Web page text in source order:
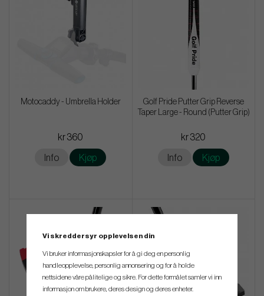
Motocaddy - Umbrella Holder
kr 360
Info Kjøp
Golf Pride Putter Grip Reverse
Taper Large - Round (Putter Grip)
kr 320
Info Kjøp
Vi skreddersyr opplevelsen din
Vi bruker informasjonskapsler for å gi deg en personlig
handleopplevelse, personlig annonsering og for å holde
nettsidene våre pålitelige og sikre. For dette formålet samler vi inn
informasjon om brukere, deres design og deres enheter.